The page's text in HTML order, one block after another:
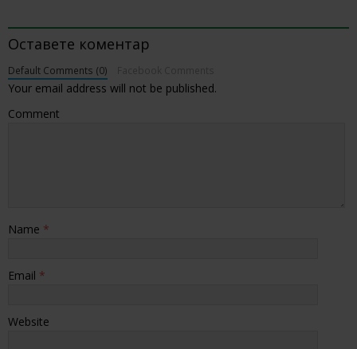
Оставете коментар
Default Comments (0)
Your email address will not be published.
Comment
Name *
Email *
Website